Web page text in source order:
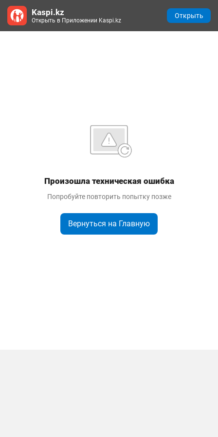
Произошла техническая ошибка
Попробуйте повторить попытку позже
Вернуться на Главную
Kaspi.kz
Открыть в Приложении Kaspi.kz
Открыть